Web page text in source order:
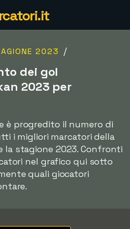
2023 /
dei gol
2023 per
è progredito il numero di
i migliori marcatori della
la stagione 2023. Confronti
nel grafico qui sotto 
quali giocatori